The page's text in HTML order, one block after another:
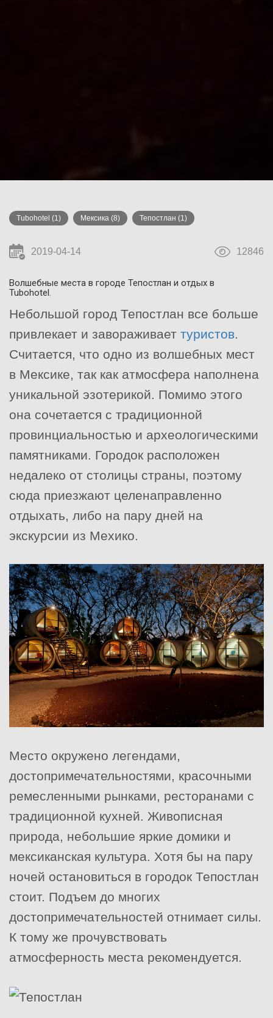
Tubohotel (1) Мексика (8) Тепостлан (1)
2019-04-14 12846
Волшебные места в городе Тепостлан и отдых в
Tubohotel.
Небольшой город Тепостлан все больше
привлекает и завораживает туристов
Считается, что одно из волшебных мест
в Мексике, так как атмосфера наполнена
уникальной эзотерикой. Помимо этого
она сочетается с традиционной
провинциальностью и археологическими
памятниками. Городок расположен
недалеко от столицы страны, поэтому
сюда приезжают целенаправленно
отдыхать, либо на пару дней на
экскурсии из Мехико.
Место окружено легендами,
достопримечательностями, красочными
ремесленными рынками, ресторанами с
традиционной кухней. Живописная
природа, небольшие яркие домики и
мексиканская культура. Хотя бы на пару
ночей остановиться в городок Тепостлан
стоит. Подъем до многих
достопримечательностей отнимает силы.
К тому же прочувствовать
атмосферность места рекомендуется.